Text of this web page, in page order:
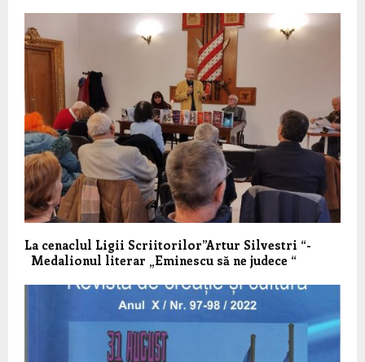
La cenaclul Ligii Scriitorilor”Artur Silvestri “-
Medalionul literar „Eminescu să ne judece “